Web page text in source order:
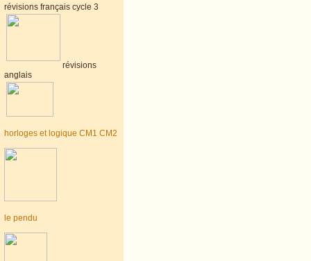
révisions français cycle 3
révisions
anglais
horloges et logique CM1 CM2
le pendu